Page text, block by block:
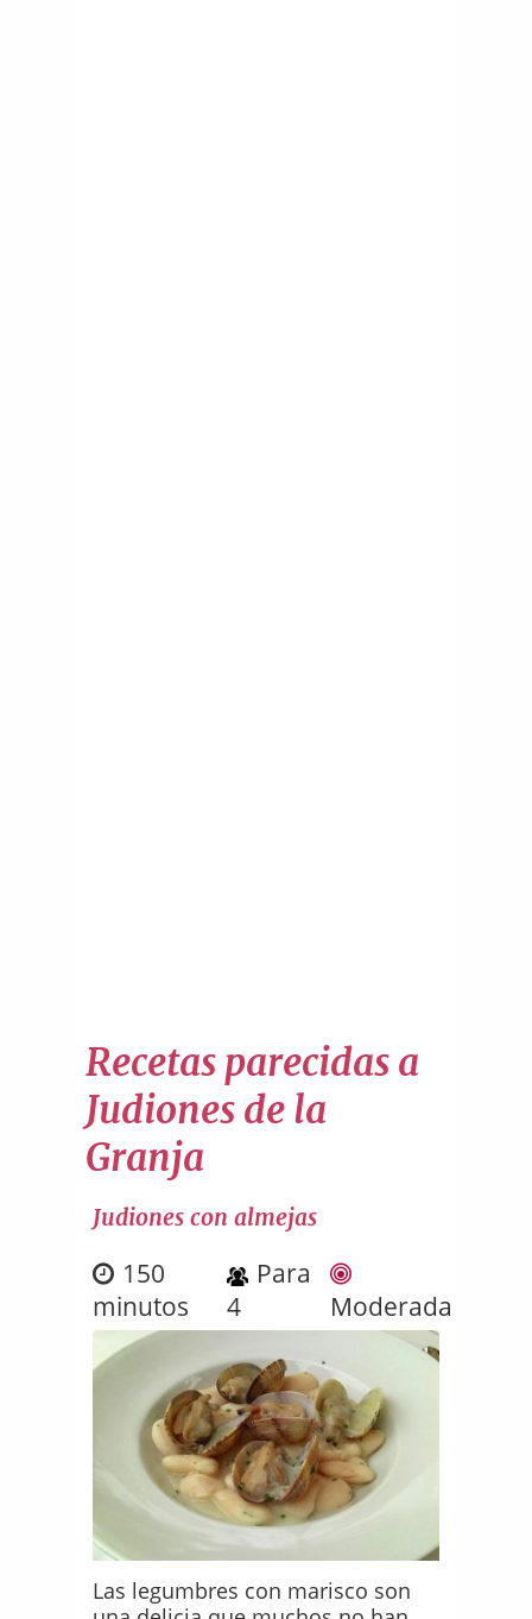
Recetas parecidas a
Judiones de la
Granja
Judiones con almejas
150
minutos
Para
4
Moderada
Las legumbres con marisco son